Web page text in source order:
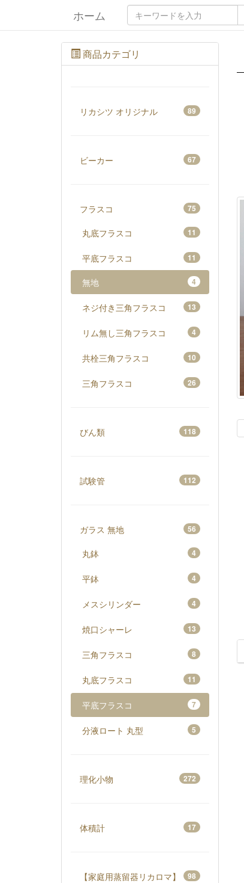
ホーム
商品カテゴリ
リカシツ オリジナル 89
ビーカー 67
フラスコ 75
丸底フラスコ 11
平底フラスコ 11
無地 4
ネジ付き三角フラスコ 13
リム無し三角フラスコ 4
共栓三角フラスコ 10
三角フラスコ 26
びん類 118
試験管 112
ガラス 無地 56
丸鉢 4
平鉢 4
メスシリンダー 4
焼口シャーレ 13
三角フラスコ 8
丸底フラスコ 11
平底フラスコ 7
分液ロート 丸型 5
理化小物 272
体積計 17
【家庭用蒸留器リカロマ】 98